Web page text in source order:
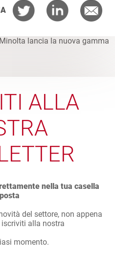
ALLA
nella tua casella
del settore, non appena
alla nostra
momento.